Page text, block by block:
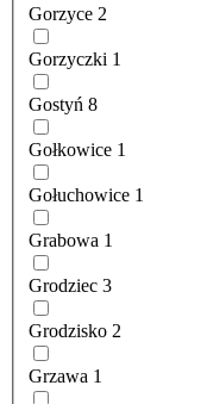
Gorzyce 2
Gorzyczki 1
Gostyń 8
Gołkowice 1
Gołuchowice 1
Grabowa 1
Grodziec 3
Grodzisko 2
Grzawa 1